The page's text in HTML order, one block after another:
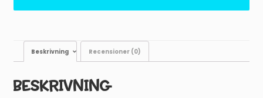
Beskrivning Recensioner (0)
BESKRIVNING